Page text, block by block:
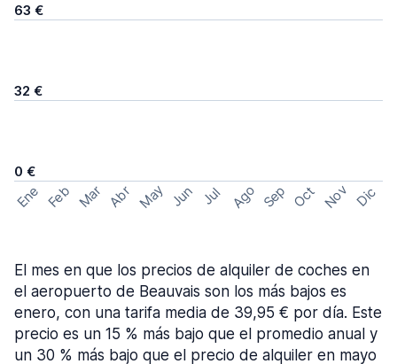
63 €
32 €
0 €
Ene Feb Mar Abr May Jun Jul Ago Sep Oct Nov Dic
El mes en que los precios de alquiler de coches en
el aeropuerto de Beauvais son los más bajos es
enero, con una tarifa media de 39,95 € por día. Este
precio es un 15 % más bajo que el promedio anual y
un 30 % más bajo que el precio de alquiler en mayo